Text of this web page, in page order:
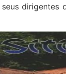
dirigentes